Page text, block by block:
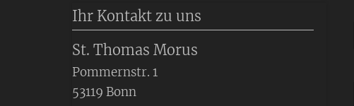
Ihr Kontakt zu uns
St. Thomas Morus
Pommernstr. 1
53119 Bonn